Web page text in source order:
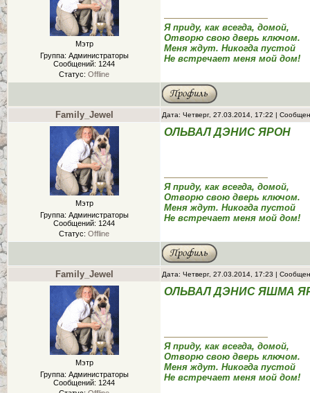
Мэтр
Группа: Администраторы
Сообщений: 1244
Статус: Offline
Я приду, как всегда, домой,
Отворю свою дверь ключом.
Меня ждут. Никогда пустой
Не встречает меня мой дом!
Family_Jewel Дата: Четверг, 27.03.2014, 17:22 |
Мэтр
Группа: Администраторы
Сообщений: 1244
Статус: Offline
ОЛЬВАЛ ДЭНИС ЯРОН
Я приду, как всегда, домой,
Отворю свою дверь ключом.
Меня ждут. Никогда пустой
Не встречает меня мой дом!
Family_Jewel Дата: Четверг, 27.03.2014, 17:23 |
Мэтр
Группа: Администраторы
Сообщений: 1244
ОЛЬВАЛ ДЭНИС ЯШМА
Я приду, как всегда, домой,
Отворю свою дверь ключом.
Меня ждут. Никогда пустой
Не встречает меня мой дом!